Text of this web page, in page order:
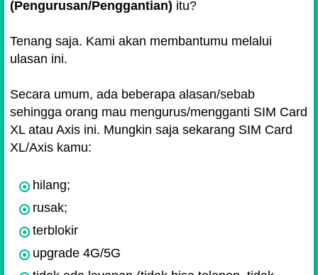
(Pengurusan/Penggantian) itu?
Tenang saja. Kami akan membantumu melalui
ulasan ini.
Secara umum, ada beberapa alasan/sebab
sehingga orang mau mengurus/mengganti SIM Card
XL atau Axis ini. Mungkin saja sekarang SIM Card
XL/Axis kamu:
hilang;
rusak;
terblokir
upgrade 4G/5G